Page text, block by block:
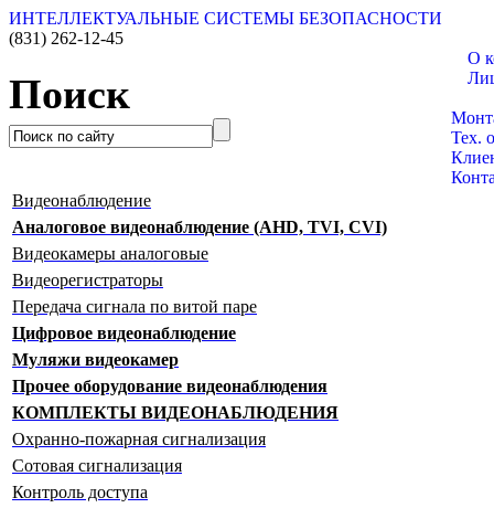
ИНТЕЛЛЕКТУАЛЬНЫЕ СИСТЕМЫ БЕЗОПАСНОСТИ
(831) 262-12-45
Поиск
О
Тех.
Видеонаблюдение
Аналоговое видеонаблюдение (AHD, TVI, CVI)
Видеокамеры аналоговые
Видеорегистраторы
Передача сигнала по витой паре
Цифровое видеонаблюдение
Муляжи видеокамер
Прочее оборудование видеонаблюдения
КОМПЛЕКТЫ ВИДЕОНАБЛЮДЕНИЯ
Охранно-пожарная сигнализация
Сотовая сигнализация
Контроль доступа